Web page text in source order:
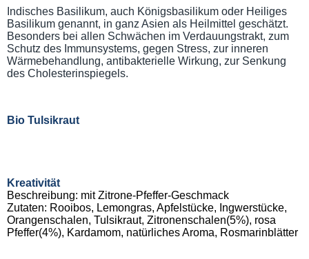
Indisches Basilikum, auch Königsbasilikum oder Heiliges
Basilikum genannt, in ganz Asien als Heilmittel geschätzt.
Besonders bei allen Schwächen im Verdauungstrakt, zum
Schutz des Immunsystems, gegen Stress, zur inneren
Wärmebehandlung, antibakterielle Wirkung, zur Senkung
des Cholesterinspiegels.
Bio Tulsikraut
Kreativität
Beschreibung: mit Zitrone-Pfeffer-Geschmack
Zutaten: Rooibos, Lemongras, Apfelstücke, Ingwerstücke,
Orangenschalen, Tulsikraut, Zitronenschalen(5%), rosa
Pfeffer(4%), Kardamom, natürliches Aroma, Rosmarinblätter